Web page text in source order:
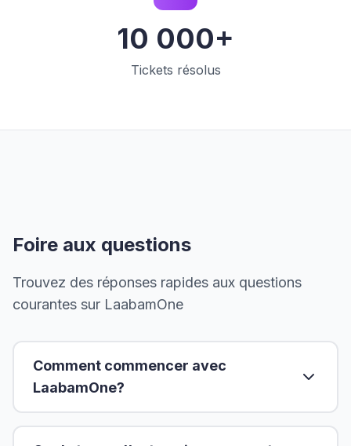
10 000+
Tickets résolus
Foire aux questions
Trouvez des réponses rapides aux questions
courantes sur LaabamOne
Comment commencer avec
LaabamOne?